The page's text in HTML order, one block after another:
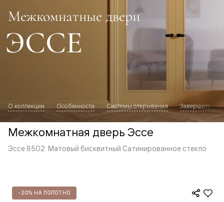
Межкомнатные двери
ЭССЕ
О коллекции Особенности Системы открывания Завершите
Межкомнатная дверь Эссе
Эссе 8502. Матовый бисквитный Сатинированное стекло
-20% НА ПОЛОТНО